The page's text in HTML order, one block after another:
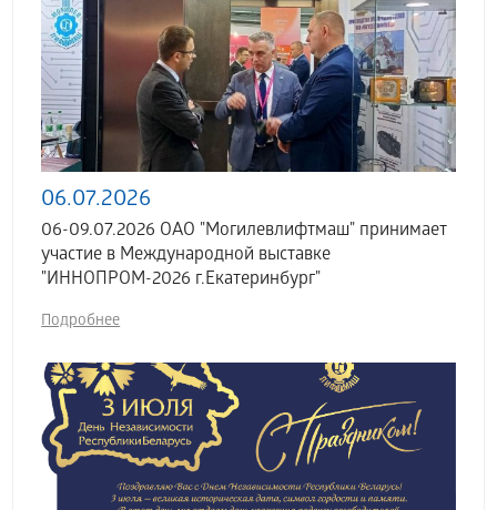
06.07.2026
06-09.07.2026 ОАО "Могилевлифтмаш" принимает
участие в Международной выставке
"ИННОПРОМ-2026 г.Екатеринбург"
Подробнее